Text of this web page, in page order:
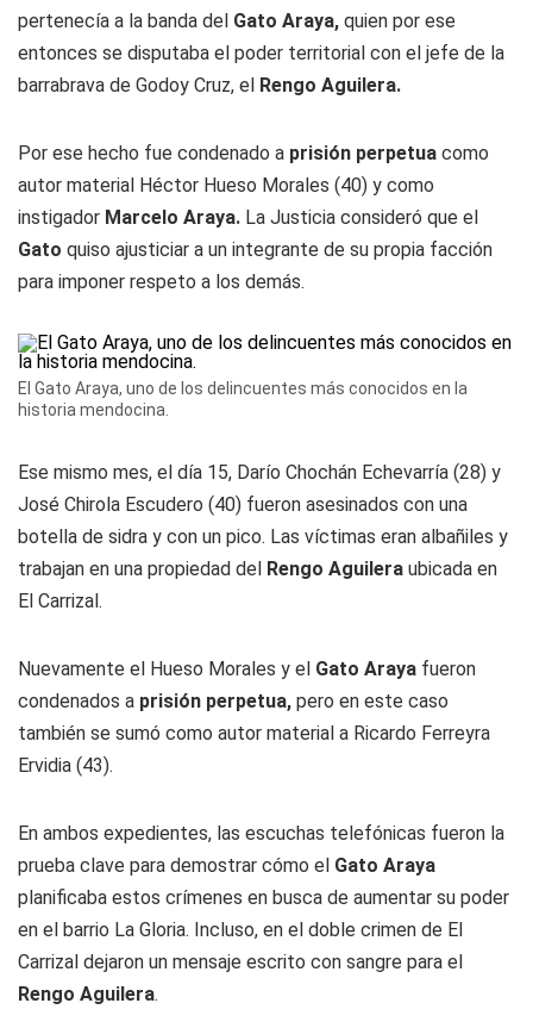
pertenecía a la banda del Gato Araya, quien por ese
entonces se disputaba el poder territorial con el jefe de la
barrabrava de Godoy Cruz, el Rengo Aguilera.
Por ese hecho fue condenado a prisión perpetua como
autor material Héctor Hueso Morales (40) y como
instigador Marcelo Araya. La Justicia consideró que el
Gato quiso ajusticiar a un integrante de su propia facción
para imponer respeto a los demás.
El Gato Araya, uno de los delincuentes más conocidos en la
historia mendocina.
Ese mismo mes, el día 15, Darío Chochán Echevarría (28) y
José Chirola Escudero (40) fueron asesinados con una
botella de sidra y con un pico. Las víctimas eran albañiles y
trabajan en una propiedad del Rengo Aguilera ubicada en
El Carrizal.
Nuevamente el Hueso Morales y el Gato Araya fueron
condenados a prisión perpetua, pero en este caso
también se sumó como autor material a Ricardo Ferreyra
Ervidia (43).
En ambos expedientes, las escuchas telefónicas fueron la
prueba clave para demostrar cómo el Gato Araya
planificaba estos crímenes en busca de aumentar su poder
en el barrio La Gloria. Incluso, en el doble crimen de El
Carrizal dejaron un mensaje escrito con sangre para el
Rengo Aguilera.